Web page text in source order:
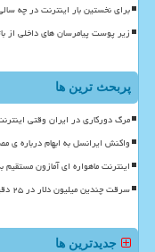
برای نخستین بار اینترنت در چه
زیر پوست پیامرسان های داخلی از
پربحث ترین ها
مرگ دورکاری در ایران وقتی
واکنش ایرانسل به ابهام درباره ی
اینترنت ماهواره ای آمازون
سرقت چندین میلیون دلار در ۲۵ دقیقه
جدیدترین ها